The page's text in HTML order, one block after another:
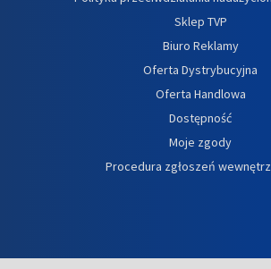
Sklep TVP
Biuro Reklamy
Oferta Dystrybucyjna
Oferta Handlowa
Dostępność
Moje zgody
Procedura zgłoszeń